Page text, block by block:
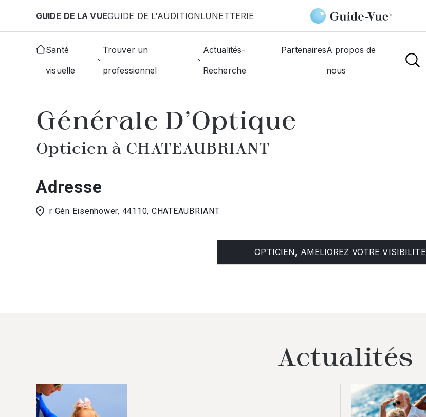
GUIDE DE LA VUEGUIDE DE L'AUDITIONLUNETTERIE
Santé
visuelle
Trouver un
professionnel
Actualités-
Recherche
PartenairesA propos de
nous
Accueil Choisir mon opticien Chateaubriant Générale D'Optique
Générale D'Optique
Opticien à CHATEAUBRIANT
Adresse
r Gén Eisenhower, 44110, CHATEAUBRIANT
OPTICIEN, AMELIOREZ VOTRE VISIBILITE
Actualités